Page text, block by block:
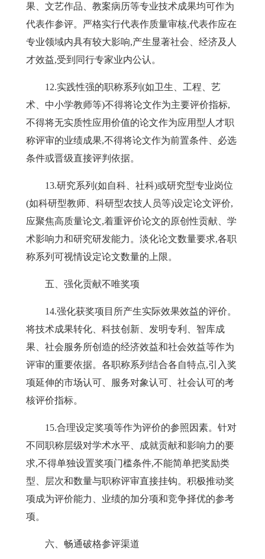
果、文艺作品、教案病历等专业技术成果均可作为
代表作参评。严格实行代表作质量审核,代表作应在
专业领域内具有较大影响,产生显著社会、经济及人
才效益,受到同行专家业内公认。
12.实践性强的职称系列 (如卫生、工程、艺
术、中小学教师等)不得将论文作为主要评价指标,
不得将无实质性应用价值的论文作为应用型人才职
称评审的业绩成果,不得将论文作为前置条件、必选
条件或晋级直接评判依据。
13.研究系列(如自科、社科)或研究型专业岗位
(如科研型教师、科研型农技人员等)设定论文评价,
应聚焦高质量论文,着重评价论文的原创性贡献、学
术影响力和研究研发能力。淡化论文数量要求,各职
称系列可视情设定论文数量的上限。
五、强化贡献不唯奖项
14.强化获奖项目所产生实际效果效益的评价。
将技术成果转化、科技创新、发明专利、智库成
果、社会服务所创造的经济效益和社会效益等作为
评审的重要依据。各职称系列结合各自特点,引入奖
项延伸的市场认可、服务对象认可、社会认可的考
核评价指标。
15.合理设定奖项等作为评价的参照因素。针对
不同职称层级对学术水平、成就贡献和影响力的要
求,不得单独设置奖项门槛条件,不能简单把奖励类
型、层次和数量与职称评审直接挂钩。积极推动奖
项成为评价能力、业绩的加分项和竞争择优的参考
项。
六、畅通破格参评渠道